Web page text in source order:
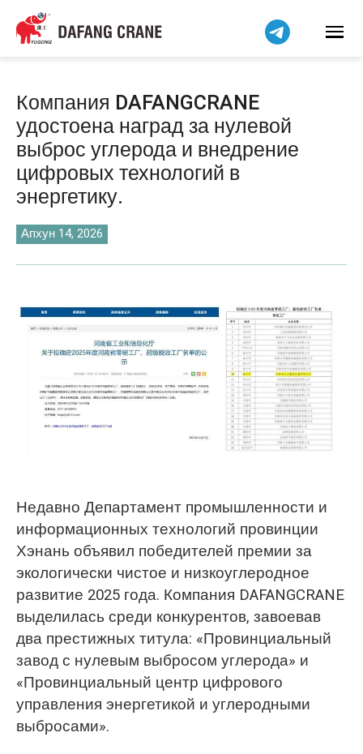
Компания DAFANGCRANE
удостоена наград за нулевой
выброс углерода и внедрение
цифровых технологий в
энергетику.
Апхун 14, 2026
Недавно Департамент промышленности и
информационных технологий провинции
Хэнань объявил победителей премии за
экологически чистое и низкоуглеродное
развитие 2025 года. Компания DAFANGCRANE
выделилась среди конкурентов, завоевав
два престижных титула: «Провинциальный
завод с нулевым выбросом углерода» и
«Провинциальный центр цифрового
управления энергетикой и углеродными
выбросами».
Bahasa Indonesia
Bahasa Melayu
বাংলা
فارسی
Pilipino
اردو
Українська
Čeština
Беларуская мова
Dansk
Norsk
O‘zbekcha